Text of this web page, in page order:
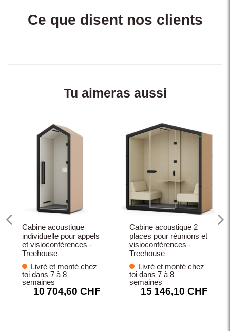
Ce que disent nos clients
Tu aimeras aussi
Cabine acoustique
individuelle pour appels
et visioconférences -
Treehouse
Livré et monté chez
toi dans 7 à 8
semaines
10 704,60 CHF
Cabine acoustique 2
places pour réunions et
visioconférences -
Treehouse
Livré et monté chez
toi dans 7 à 8
semaines
15 146,10 CHF